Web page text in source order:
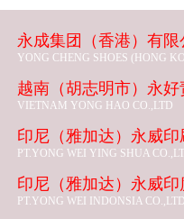
永成集团（香港）有限
YONG CHENG SHOES (HONG
越南（胡志明市）永好
VIETNAM YONG HAO CO.,LTD
印尼（雅加达）永威印
PT.YONG WEI YING SHUA
印尼（雅加达）永威印
PT.YONG WEI INDONSIA CO.,LTD